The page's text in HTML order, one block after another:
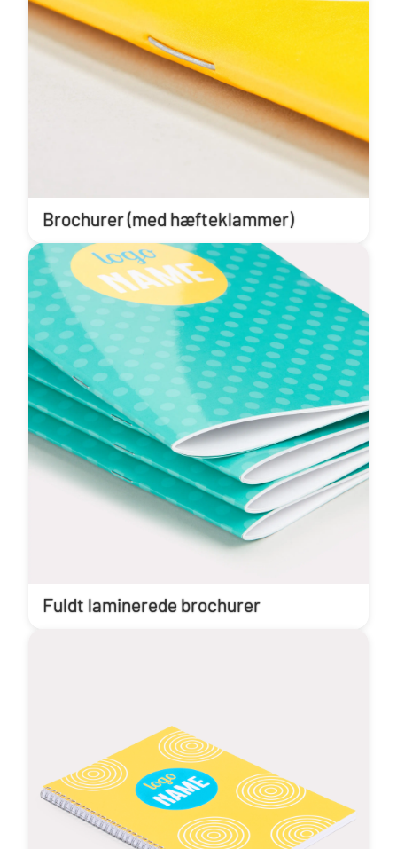
Brochurer (med hæfteklammer)
Fuldt laminerede brochurer